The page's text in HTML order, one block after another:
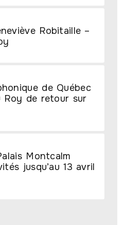
Robitaille –
de Québec
Roy de retour sur
Montcalm
jusqu’au 13 avril